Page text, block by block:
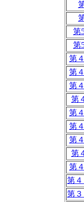
第
第
第
第
第
第
第
第
第
第
第
第
第